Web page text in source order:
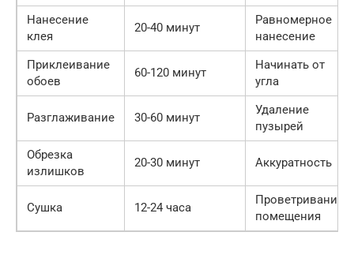
Нанесение
клея
20-40 минут
Равномерное
нанесение
Приклеивание
обоев
60-120 минут
Начинать от
угла
Разглаживание 30-60 минут
Удаление
пузырей
Обрезка
излишков
20-30 минут Аккуратность
Сушка 12-24 часа
Проветривание
помещения